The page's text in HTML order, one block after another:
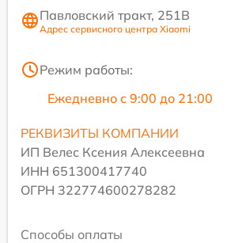
Павловский тракт, 251В
Адрес сервисного центра Xiaomi
Режим работы:
Ежедневно с 9:00 до 21:00
РЕКВИЗИТЫ КОМПАНИИ
ИП Велес Ксения Алексеевна
ИНН 651300417740
ОГРН 322774600278282
Способы оплаты